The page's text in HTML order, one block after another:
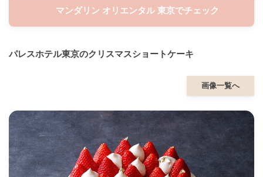
マンダリン オリエンタル 東京でチェック
パレスホテル東京のクリスマスショートケーキ
画像一覧へ